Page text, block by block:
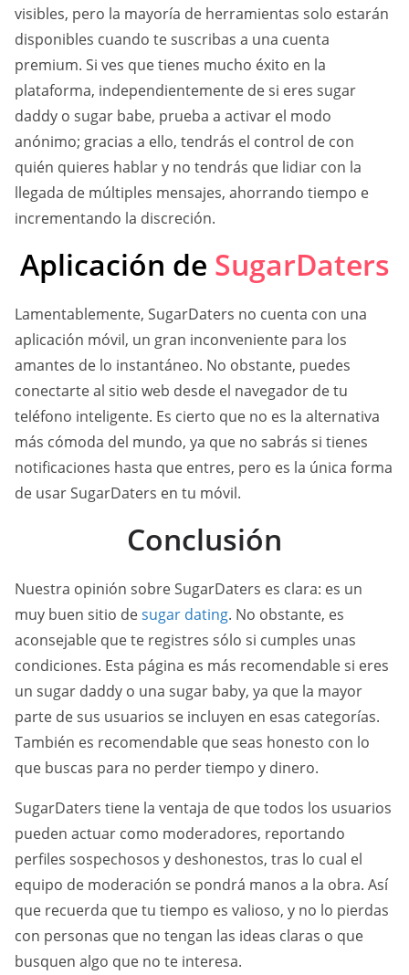
visibles, pero la mayoría de herramientas solo estarán
disponibles cuando te suscribas a una cuenta
premium. Si ves que tienes mucho éxito en la
plataforma, independientemente de si eres sugar
daddy o sugar babe, prueba a activar el modo
anónimo; gracias a ello, tendrás el control de con
quién quieres hablar y no tendrás que lidiar con la
llegada de múltiples mensajes, ahorrando tiempo e
incrementando la discreción.
Aplicación de SugarDaters
Lamentablemente, SugarDaters no cuenta con una
aplicación móvil, un gran inconveniente para los
amantes de lo instantáneo. No obstante, puedes
conectarte al sitio web desde el navegador de tu
teléfono inteligente. Es cierto que no es la alternativa
más cómoda del mundo, ya que no sabrás si tienes
notificaciones hasta que entres, pero es la única forma
de usar SugarDaters en tu móvil.
Conclusión
Nuestra opinión sobre SugarDaters es clara: es un
muy buen sitio desugar dating. No obstante, es
aconsejable que te registres sólo si cumples unas
condiciones. Esta página es más recomendable si eres
un sugar daddy o una sugar baby, ya que la mayor
parte de sus usuarios se incluyen en esas categorías.
También es recomendable que seas honesto con lo
que buscas para no perder tiempo y dinero.
SugarDaters tiene la ventaja de que todos los usuarios
pueden actuar como moderadores, reportando
perfiles sospechosos y deshonestos, tras lo cual el
equipo de moderación se pondrá manos a la obra. Así
que recuerda que tu tiempo es valioso, y no lo pierdas
con personas que no tengan las ideas claras o que
busquen algo que no te interesa.